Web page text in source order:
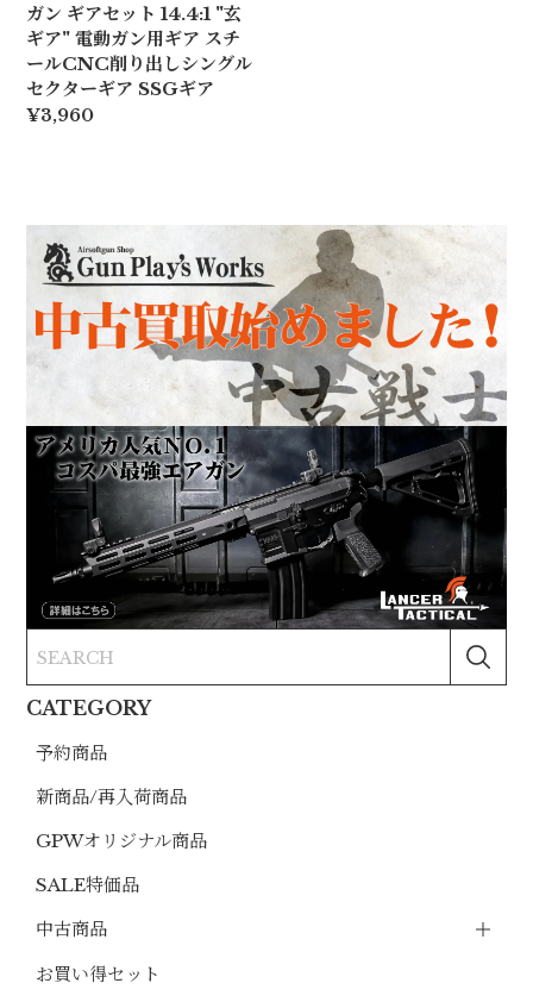
CATEGORY
予約商品
新商品/再入荷商品
GPWオリジナル商品
SALE特価品
中古商品
お買い得セット
ガン ギアセット 14.4:1 "玄
ギア" 電動ガン用ギア スチ
ールCNC削り出しシングル
セクターギア SSGギア
¥3,960